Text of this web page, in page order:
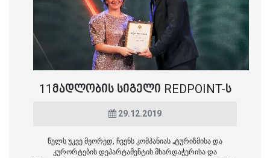
11ᲛᲐᲓᲚᲝᲑᲘᲡ ᲡᲘᲒᲔᲚᲘ REDPOINT-Ს
29.12.2019
წელს უკვე მეორედ, ჩვენს კომპანიას „ტურიზმისა და
კურორტების დეპარტამენტის მხარდაჭერისა და